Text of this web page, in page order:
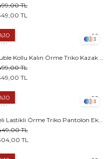
TL
TL
3
Duble Kollu Kalın Örme Triko Kazak Vizon
TL
TL
3
Beli Lastikli Örme Triko Pantolon Ekru
TL
TL